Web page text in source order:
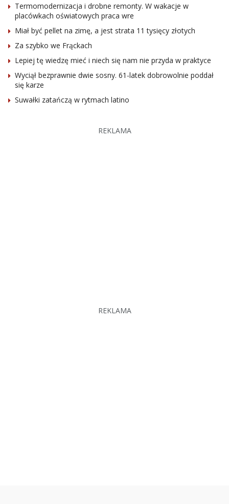
Termomodernizacja i drobne remonty. W wakacje w
placówkach oświatowych praca wre
Miał być pellet na zimę, a jest strata 11 tysięcy złotych
Za szybko we Frąckach
Lepiej tę wiedzę mieć i niech się nam nie przyda w praktyce
Wyciął bezprawnie dwie sosny. 61-latek dobrowolnie poddał
się karze
Suwałki zatańczą w rytmach latino
REKLAMA
REKLAMA